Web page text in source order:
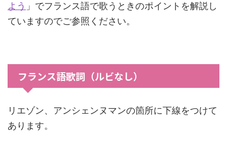
よう 」でフランス語で歌うときのポイントを解説し
ていますのでご参照ください。
フランス語歌詞（ルビなし）
リエゾン、アンシェンヌマンの箇所に下線をつけて
あります。